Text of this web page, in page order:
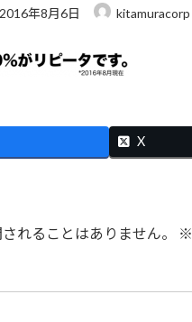
最
2016年8月6日 kitamuracorp
X
れることはありません。 ※